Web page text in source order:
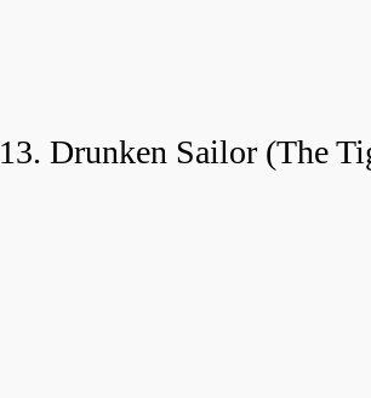
13. Drunken Sailor (The